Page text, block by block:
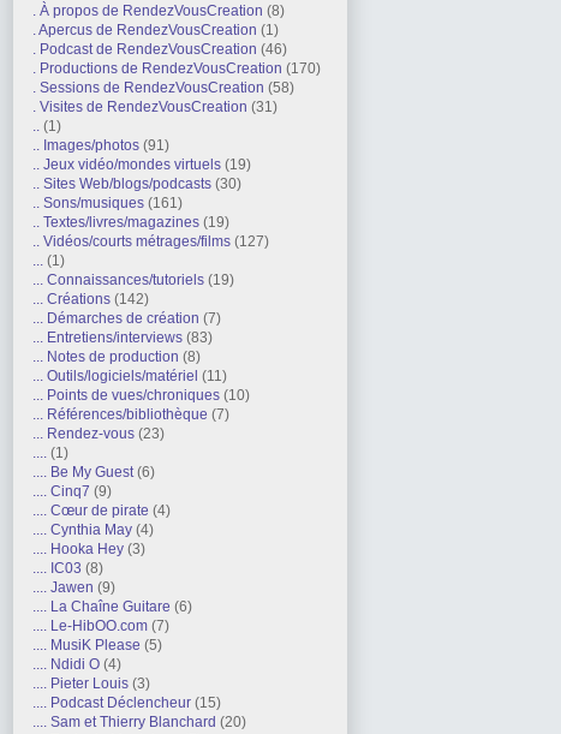
. À propos de RendezVousCreation (8)
. Apercus de RendezVousCreation (1)
. Podcast de RendezVousCreation (46)
. Productions de RendezVousCreation (170)
. Sessions de RendezVousCreation (58)
. Visites de RendezVousCreation (31)
.. (1)
.. Images/photos (91)
.. Jeux vidéo/mondes virtuels (19)
.. Sites Web/blogs/podcasts (30)
.. Sons/musiques (161)
.. Textes/livres/magazines (19)
.. Vidéos/courts métrages/films (127)
... (1)
... Connaissances/tutoriels (19)
... Créations (142)
... Démarches de création (7)
... Entretiens/interviews (83)
... Notes de production (8)
... Outils/logiciels/matériel (11)
... Points de vues/chroniques (10)
... Références/bibliothèque (7)
... Rendez-vous (23)
.... (1)
.... Be My Guest (6)
.... Cinq7 (9)
.... Cœur de pirate (4)
.... Cynthia May (4)
.... Hooka Hey (3)
.... IC03 (8)
.... Jawen (9)
.... La Chaîne Guitare (6)
.... Le-HibOO.com (7)
.... MusiK Please (5)
.... Ndidi O (4)
.... Pieter Louis (3)
.... Podcast Déclencheur (15)
.... Sam et Thierry Blanchard (20)